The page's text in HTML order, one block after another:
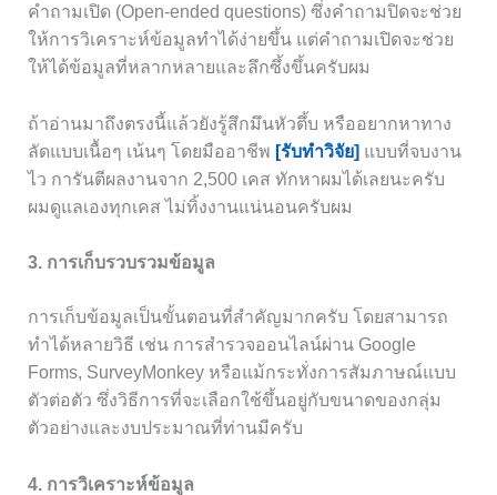
คำถามเปิด (Open-ended questions) ซึ่งคำถามปิดจะช่วย
ให้การวิเคราะห์ข้อมูลทำได้ง่ายขึ้น แต่คำถามเปิดจะช่วย
ให้ได้ข้อมูลที่หลากหลายและลึกซึ้งขึ้นครับผม
ถ้าอ่านมาถึงตรงนี้แล้วยังรู้สึกมึนหัวตึ้บ หรืออยากหาทาง
ลัดแบบเนื้อๆ เน้นๆ โดยมืออาชีพ [รับทำวิจัย] แบบที่จบงาน
ไว การันตีผลงานจาก 2,500 เคส ทักหาผมได้เลยนะครับ
ผมดูแลเองทุกเคส ไม่ทิ้งงานแน่นอนครับผม
3. การเก็บรวบรวมข้อมูล
การเก็บข้อมูลเป็นขั้นตอนที่สำคัญมากครับ โดยสามารถ
ทำได้หลายวิธี เช่น การสำรวจออนไลน์ผ่าน Google
Forms, SurveyMonkey หรือแม้กระทั่งการสัมภาษณ์แบบ
ตัวต่อตัว ซึ่งวิธีการที่จะเลือกใช้ขึ้นอยู่กับขนาดของกลุ่ม
ตัวอย่างและงบประมาณที่ท่านมีครับ
4. การวิเคราะห์ข้อมูล